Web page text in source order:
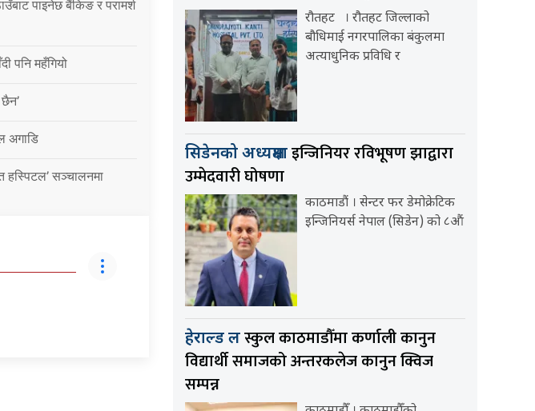
पाइनेछ बैंकिङ र परामर्श
पनि महँगियो
अगाडि
हस्पिटल’ सञ्चालनमा
रौतहट । रौतहट जिल्लाको
बौधिमाई नगरपालिका बंकुलमा
अत्याधुनिक प्रविधि र
सिडेनको अध्यक्षमाइन्जिनियर रविभूषण झाद्वारा
उम्मेदवारी घोषणा
काठमाडौं । सेन्टर फर डेमोक्रेटिक
इन्जिनियर्स नेपाल (सिडेन) को ८औं
हेराल्ड लस्कुल काठमाडौँमा कर्णाली कानुन
विद्यार्थी समाजको अन्तरकलेज कानुन क्विज
सम्पन्न